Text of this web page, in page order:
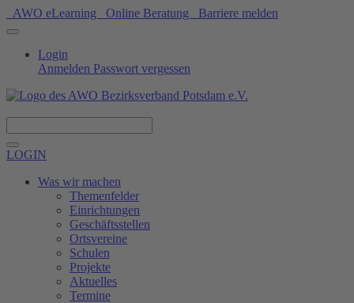
AWO eLearning Online Beratung Barriere melden
Login
Anmelden Passwort vergessen
LOGIN
Was wir machen
Themenfelder
Einrichtungen
Geschäftsstellen
Ortsvereine
Schulen
Projekte
Aktuelles
Termine